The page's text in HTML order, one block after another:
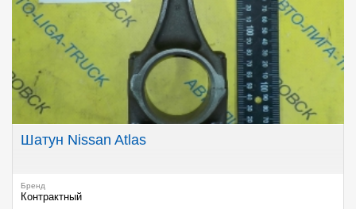
Шатун Nissan Atlas
Бренд
Контрактный